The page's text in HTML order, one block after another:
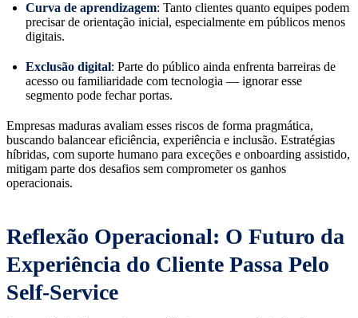
Curva de aprendizagem: Tanto clientes quanto equipes podem
precisar de orientação inicial, especialmente em públicos menos
digitais.
Exclusão digital: Parte do público ainda enfrenta barreiras de
acesso ou familiaridade com tecnologia — ignorar esse
segmento pode fechar portas.
Empresas maduras avaliam esses riscos de forma pragmática,
buscando balancear eficiência, experiência e inclusão. Estratégias
híbridas, com suporte humano para exceções e onboarding assistido,
mitigam parte dos desafios sem comprometer os ganhos
operacionais.
Reflexão Operacional: O Futuro da
Experiência do Cliente Passa Pelo
Self-Service